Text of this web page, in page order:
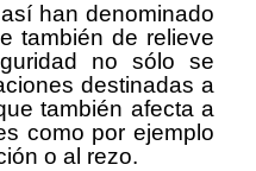
han denominado
también de relieve
no sólo se
destinadas a
también afecta a
como por ejemplo
o al rezo.